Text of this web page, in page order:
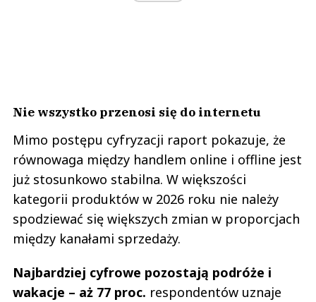
Nie wszystko przenosi się do internetu
Mimo postępu cyfryzacji raport pokazuje, że
równowaga między handlem online i offline jest
już stosunkowo stabilna. W większości
kategorii produktów w 2026 roku nie należy
spodziewać się większych zmian w proporcjach
między kanałami sprzedaży.
Najbardziej cyfrowe pozostają podróże i
wakacje – aż 77 proc. respondentów uznaje